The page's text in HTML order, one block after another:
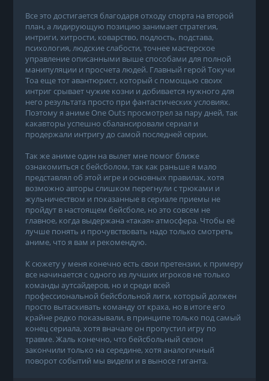
Все это достигается благодаря отходу спорта на второй
план, а лидирующую позицию занимает стратегия,
интриги, хитрости, коварство, подлость, подстава,
психология, людские слабости, точнее мастерское
управление описанными выше способами для полной
манипуляции и просчета людей. Главный герой Токучи
Тоа еще тот авантюрист, который с помощью своих
интриг срывает чужие козни и добивается нужного для
него результата просто при фантастических условиях.
Поэтому я аниме One Outs просмотрел за пару дней, так
какавторы успешно сбалансировали сериал и
продержали интригу до самой последней серии.
Так же аниме один на вылет мне помог ближе
ознакомиться с бейсболом, так как раньше я мало
представлял об этой игре и основных правилах, хотя
возможно авторы слишком перегнули с трюками и
жульничеством и показанные в сериале приемы не
пройдут в настоящем бейсболе, но это совсем не
главное, когда выдержана «такая» атмосфера. Чтобы её
лучше понять и прочувствовать надо только смотреть
аниме, что я вам и рекомендую.
К сюжету у меня конечно есть свои претензии, к примеру
все начинается с одного из лучших игроков не только
команды аутсайдеров, но и среди всей
профессиональной бейсбольной лиги, который должен
просто вытаскивать команду от краха, но в итоге его
крайне редко показывали, в принципе только под самый
конец сериала, хотя вначале он пропустил игру по
травме. Жаль конечно, что бейсбольный сезон
закончили только на середине, хотя аналогичный
поворот событий мы видели и в выносе гиганта.